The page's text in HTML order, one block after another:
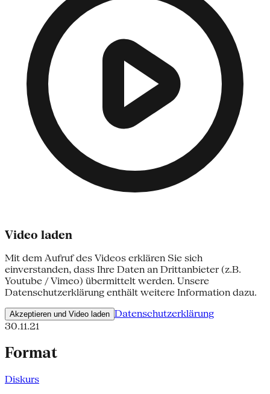
Video laden
Mit dem Aufruf des Videos erklären Sie sich
einverstanden, dass Ihre Daten an Drittanbieter (z.B.
Youtube / Vimeo) übermittelt werden. Unsere
Datenschutzerklärung enthält weitere Information dazu.
Akzeptieren und Video laden Datenschutzerklärung
30.11.21
Format
Diskurs